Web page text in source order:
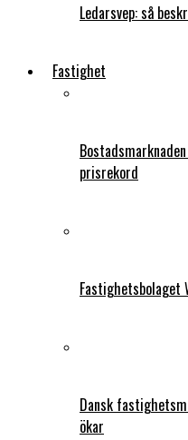
Ledarsvep: så
Fastighet
prisrekord
Fastighetsbolaget
Dansk
ökar